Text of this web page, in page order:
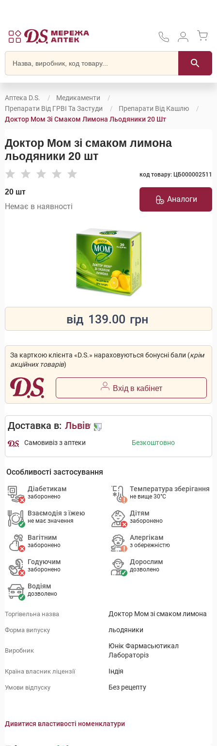
Аптека D.S.
Медикаменти
Препарати Від ГРВІ Та Застуди
Препарати Від Кашлю
Доктор Мом Зі Смаком Лимона Льодяники 20 Шт
Доктор Мом зі смаком лимона
льодяники 20 шт
код товару: ЦБ000002511
20 шт
Немає в наявності
Аналоги
від 139.00 грн
За карткою клієнта «D.S.» нараховуються бонусні бали (крім
акційних товарів)
Вхід в кабінет
Доставка в: Львів
Самовивіз з аптеки Безкоштовно
Особливості застосування
Діабетикам
заборонено
Температура зберігання
не вище 30°C
Взаємодія з їжею
не має значення
Дітям
заборонено
Вагітним
заборонено
Алергікам
з обережністю
Годуючим
заборонено
Дорослим
дозволено
Водіям
дозволено
Торгівельна назва Доктор Мом зі смаком лимона
Форма випуску льодяники
Виробник
Юнік Фармасьютикал
Лабораторіз
Країна власник ліцензії Індія
Умови відпуску Без рецепту
Дивитися властивості номенклатури